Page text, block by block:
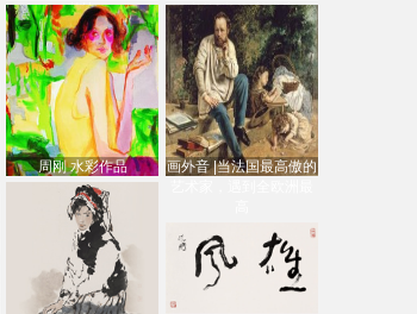
芭比
义的“当代”艺术家
周刚 水彩作品
画外音 |当法国最高傲的